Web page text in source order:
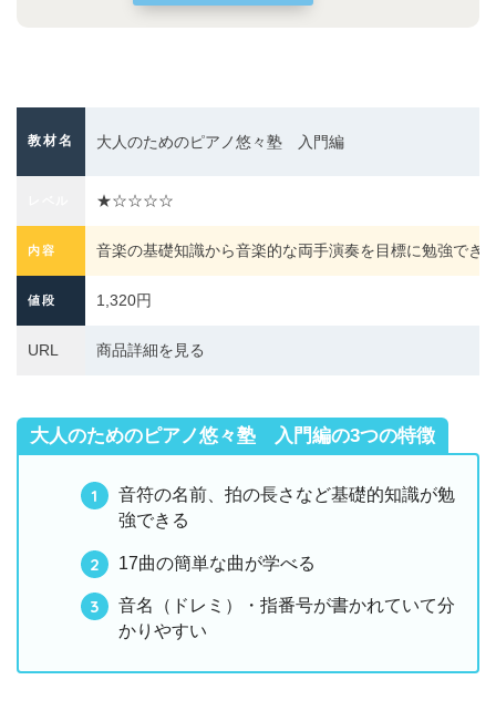
教材名 大人のためのピアノ悠々塾 入門編
★☆☆☆☆
内容 音楽の基礎知識から音楽的な両手演奏を目標に勉強でき
値段 1,320円
URL 商品詳細を見る
大人のためのピアノ悠々塾 入門編の3つの特徴
音符の名前、拍の長さなど基礎的知識が勉
強できる
17曲の簡単な曲が学べる
音名（ドレミ）・指番号が書かれていて分
かりやすい